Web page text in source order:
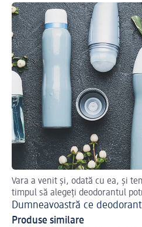
Vara a venit și, odată cu ea, și
timpul să alegeți deodorantul
Dumneavoastră ce
Produse similare